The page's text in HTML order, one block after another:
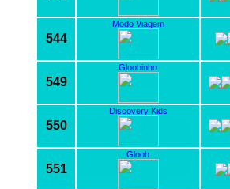
544
Modo Viagem
549
Gloobinho
550
Discovery Kids
551
Gloob